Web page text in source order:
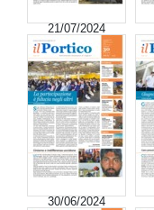
21/07/2024
30/06/2024